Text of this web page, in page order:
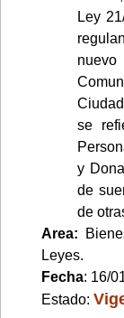
Ley
se
y
de
de
Area:
Leyes.
Fecha: 16/
Estado: